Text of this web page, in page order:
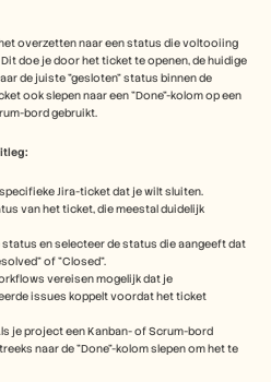
overzetten naar een status die voltooiing
doe je door het ticket te openen, de huidige
de juiste "gesloten" status binnen de
ook slepen naar een "Done"-kolom op een
bord gebruikt.
Jira-ticket dat je wilt sluiten.
van het ticket, die meestal duidelijk
status en selecteer de status die aangeeft dat
of "Closed".
vereisen mogelijk dat je
issues koppelt voordat het ticket
je project een Kanban- of Scrum-bord
naar de "Done"-kolom slepen om het te